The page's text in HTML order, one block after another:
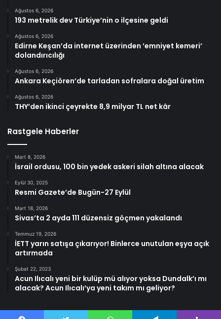
Ağustos 6, 2026
193 metrelik dev Türkiye’nin o ilçesine geldi
Ağustos 6, 2026
Edirne Keşan’da internet üzerinden ’emniyet kemeri’
dolandırıcılığı
Ağustos 6, 2026
Ankara Keçiören’de tarladan sofralara doğal üretim
Ağustos 6, 2026
THY’den ikinci çeyrekte 8,9 milyar TL net kâr
Rastgele Haberler
Mart 8, 2026
İsrail ordusu, 100 bin yedek askeri silah altına alacak
Eylül 30, 2025
Resmi Gazete’de Bugün-27 Eylül
Mart 18, 2026
Sivas’ta 2 ayda 111 düzensiz göçmen yakalandı
Temmuz 19, 2026
İETT yarın satışa çıkarıyor! Binlerce unutulan eşya açık
artırmada
Şubat 22, 2023
Acun Ilıcalı yeni bir kulüp mü alıyor yoksa Dundalk’ı mı
alacak? Acun Ilıcalı’ya yeni takım mı geliyor?